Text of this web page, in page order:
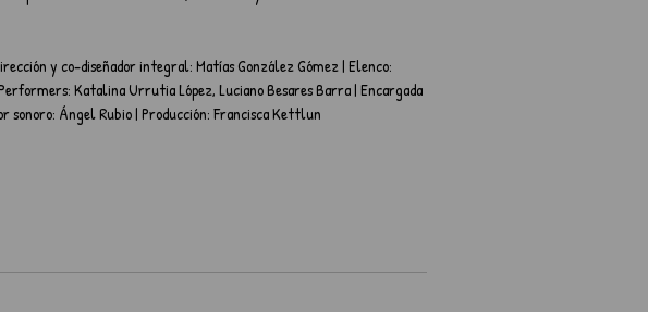
y co-diseñador integral: Matías González Gómez | Elenco:
Katalina Urrutia López, Luciano Besares Barra | Encargada
sonoro: Ángel Rubio | Producción: Francisca Kettlun